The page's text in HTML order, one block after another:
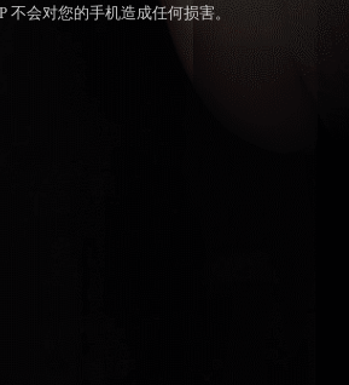
不会对您的手机造成任何损害。